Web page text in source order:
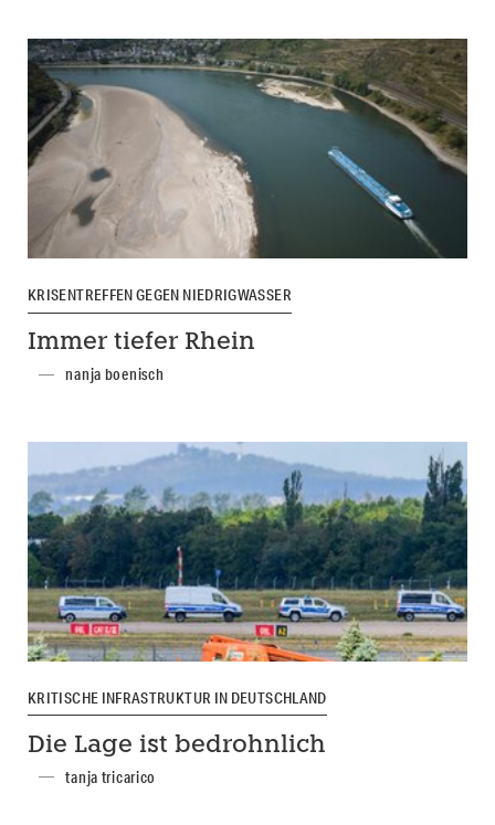
KRISENTREFFEN GEGEN NIEDRIGWASSER
Immer tiefer Rhein
nanja boenisch
KRITISCHE INFRASTRUKTUR IN DEUTSCHLAND
Die Lage ist bedrohnlich
tanja tricarico